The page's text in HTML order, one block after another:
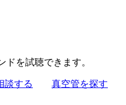
ドを試聴できます。
談する 真空管を探す